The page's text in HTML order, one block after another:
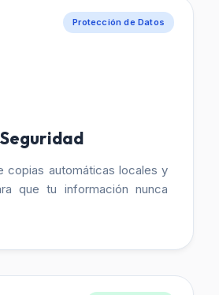
Protección de Datos
copias automáticas locales y
que tu información nunca